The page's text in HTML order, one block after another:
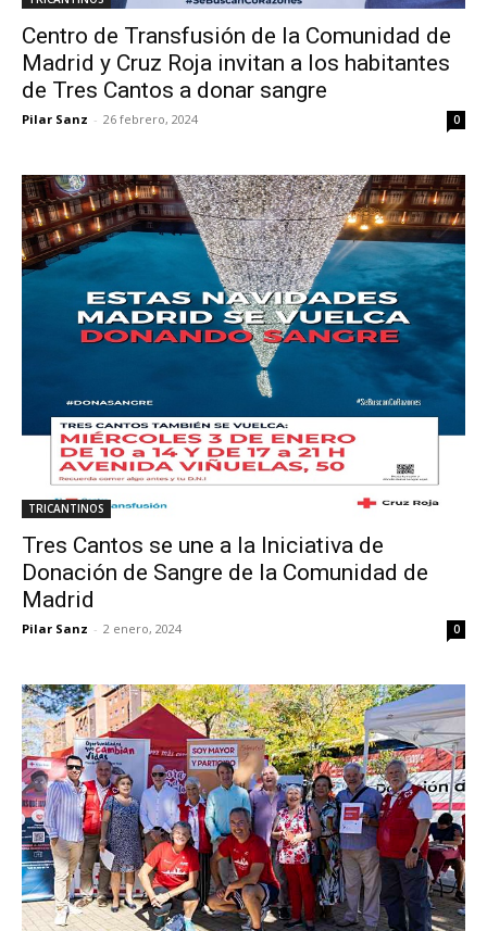
Centro de Transfusión de la Comunidad de
Madrid y Cruz Roja invitan a los habitantes
de Tres Cantos a donar sangre
Pilar Sanz - 26 febrero, 2024 0
TRICANTINOS
Tres Cantos se une a la Iniciativa de
Donación de Sangre de la Comunidad de
Madrid
Pilar Sanz - 2 enero, 2024 0